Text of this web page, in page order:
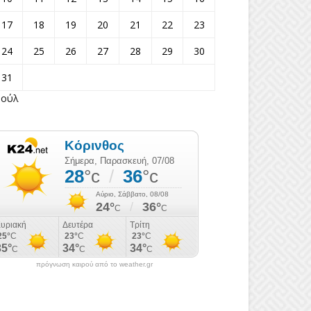
17
18 19 20 21 22
23
24
25 26 27 28 29
30
31
πρόγνωση καιρού από το weather.gr